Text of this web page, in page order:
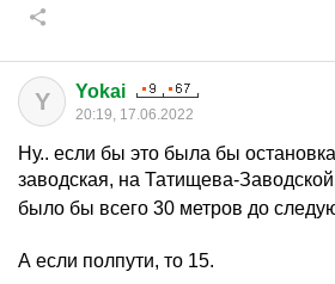
Y Yokai
20:19, 17.06.2022
Ну.. если бы это была бы
заводская, на Татищева-
было бы всего 30 метров до
А если полпути, то 15.